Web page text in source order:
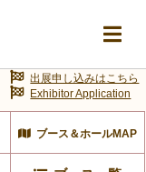
ブース＆ホールMAP
出展申し込みはこちら
Exhibitor Application